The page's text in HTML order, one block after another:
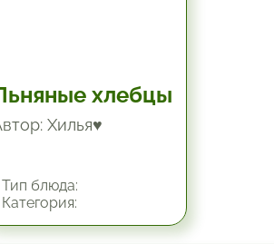
хлебцы
Хилья♥
блюда: